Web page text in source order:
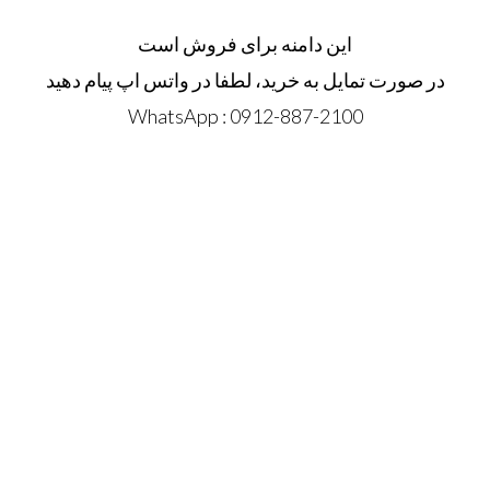
این دامنه برای فروش است
در صورت تمایل به خرید، لطفا در واتس اپ پیام دهید
WhatsApp : 0912-887-2100